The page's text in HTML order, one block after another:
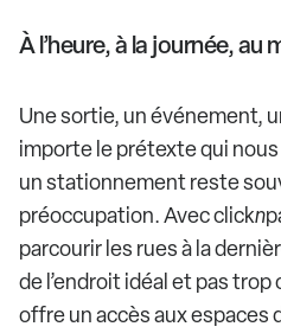
À l’heure, à la journée, au
Une sortie, un événement,
importe le prétexte qui
un stationnement reste
préoccupation. Avec clickn
parcourir les rues à la
de l’endroit idéal et pas trop
offre un accès aux